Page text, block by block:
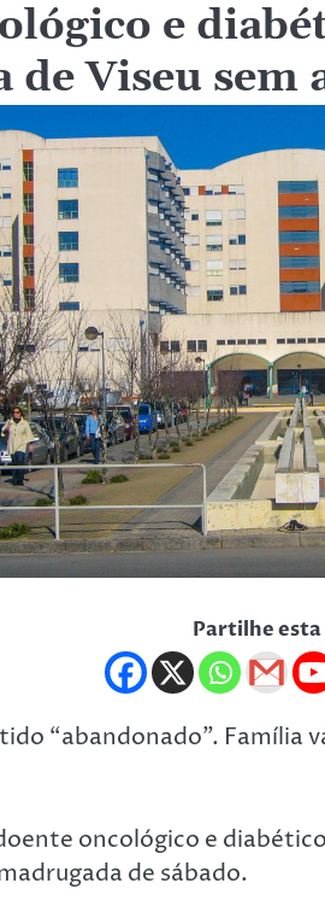
e
de Viseu sem
Partilhe
“abandonado”. Família
oncológico e
de sábado.